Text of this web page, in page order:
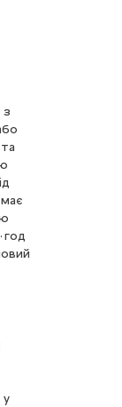
з
у